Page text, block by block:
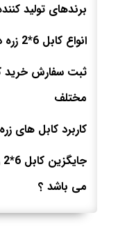
برندهای تولید کننده کابل 6*2 زره
انواع کابل 6*2 زره دار و ساختمان کابل
مختلف
کاربرد کابل های
می باشد ؟